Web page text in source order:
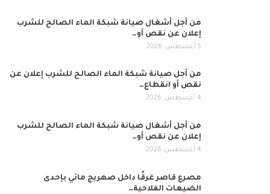
من أجل أشغال صيانة شبكة الماء الصالح للشرب
إعلان عن نقص أو…
5 أغسطس, 2026
من أجل صيانة شبكة الماء الصالح للشرب إعلان عن
نقص أو انقطاع…
4 أغسطس, 2026
من أجل أشغال صيانة شبكة الماء الصالح للشرب
إعلان عن نقص أو…
4 أغسطس, 2026
مصرع قاصر غرقًا داخل صهريج مائي بإحدى
الضيعات الفلاحية…